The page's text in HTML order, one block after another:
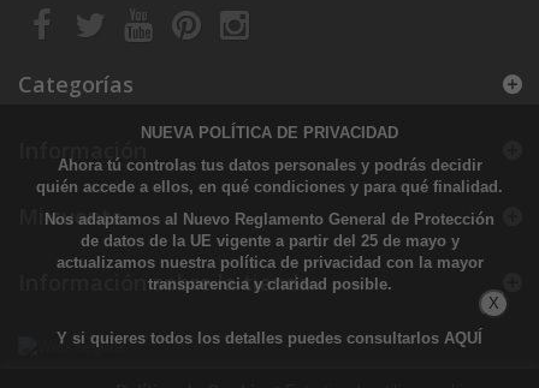
Categorías
Información
Mi cuenta
Información sobre la tienda
NUEVA POLÍTICA DE PRIVACIDAD
Ahora tú controlas tus datos personales y podrás decidir
quién accede a ellos, en qué condiciones y para qué finalidad.
Nos adaptamos al Nuevo Reglamento General de Protección
de datos de la UE vigente a partir del 25 de mayo y
actualizamos nuestra política de privacidad con la mayor
transparencia y claridad posible.
Y si quieres todos los detalles puedes consultarlos AQUÍ
X